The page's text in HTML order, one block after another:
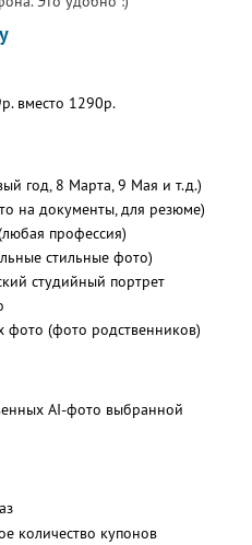
вместо 1290р.
год, 8 Марта, 9 Мая и т.д.)
на документы, для резюме)
профессия)
стильные фото)
студийный портрет
фото (фото родственников)
AI-фото выбранной
количество купонов